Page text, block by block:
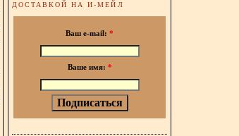
ДОСТАВКОЙ НА И-МЕЙЛ
Ваш e-mail: *
Ваше имя: *